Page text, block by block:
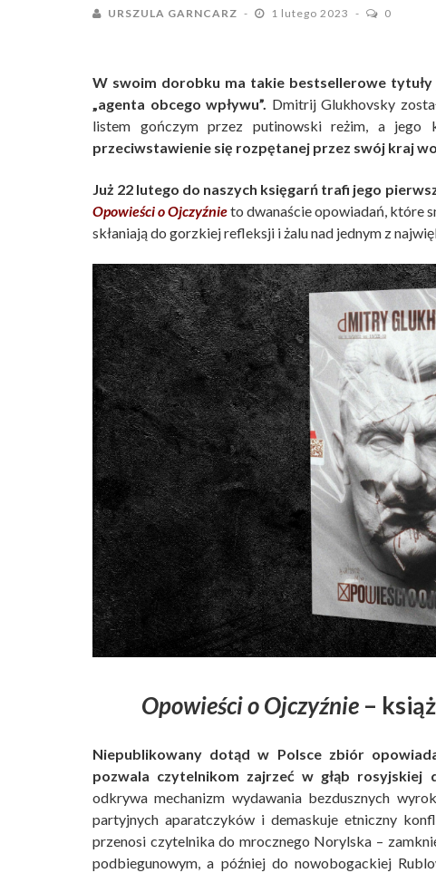
URSZULA GARNCARZ 1 lutego 2023 0
W swoim dorobku ma takie bestsellerowe tytuły
„agenta obcego wpływu”. Dmitrij Glukhovsky
listem gończym przez putinowski reżim, a jego
przeciwstawienie się rozpętanej przez swój kraj
Już 22 lutego do naszych księgarń trafi jego
Opowieści o Ojczyźnieto dwanaście opowiadań, które
skłaniają do gorzkiej refleksji i żalu nad jednym z
Opowieści o Ojczyźnie –
Niepublikowany dotąd w Polsce zbiór
pozwala czytelnikom zajrzeć w głąb rosyjskiej
odkrywa mechanizm wydawania bezdusznych
partyjnych aparatczyków i demaskuje etniczny
przenosi czytelnika do mrocznego Norylska –
podbiegunowym, a później do nowobogackiej